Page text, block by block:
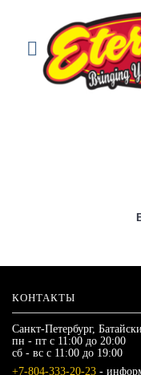
КОНТАКТЫ
Санкт-Петербург,
пн - пт с 11:00 до 20:00
сб - вс с 11:00 до 19:00
+7-804-333-20-23 -